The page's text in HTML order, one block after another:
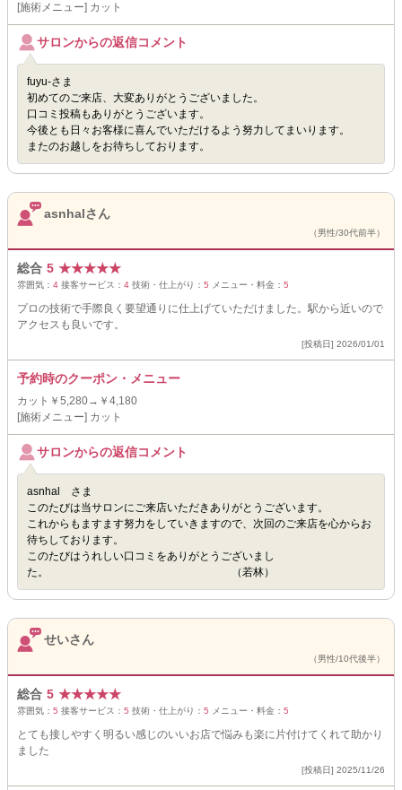
[施術メニュー] カット
サロンからの返信コメント
fuyu-さま
初めてのご来店、大変ありがとうございました。
口コミ投稿もありがとうございます。
今後とも日々お客様に喜んでいただけるよう努力してまいります。
またのお越しをお待ちしております。
asnhalさん
（男性/30代前半）
総合 5 ★★★★★
雰囲気： 4 接客サービス： 4 技術・仕上がり： 5 メニュー・料金： 5
プロの技術で手際良く要望通りに仕上げていただけました。駅から近いので
アクセスも良いです。
[投稿日] 2026/01/01
予約時のクーポン・メニュー
カット￥5,280→￥4,180
[施術メニュー] カット
サロンからの返信コメント
asnhal さま
このたびは当サロンにご来店いただきありがとうございます。
これからもますます努力をしていきますので、次回のご来店を心からお
待ちしております。
このたびはうれしい口コミをありがとうございまし
た。 （若林）
せいさん
（男性/10代後半）
総合 5 ★★★★★
雰囲気： 5 接客サービス： 5 技術・仕上がり： 5 メニュー・料金： 5
とても接しやすく明るい感じのいいお店で悩みも楽に片付けてくれて助かり
ました
[投稿日] 2025/11/26